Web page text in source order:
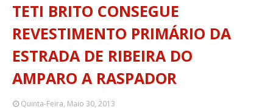
TETI BRITO CONSEGUE
REVESTIMENTO PRIMÁRIO DA
ESTRADA DE RIBEIRA DO
AMPARO A RASPADOR
Quinta-Feira, Maio 30, 2013